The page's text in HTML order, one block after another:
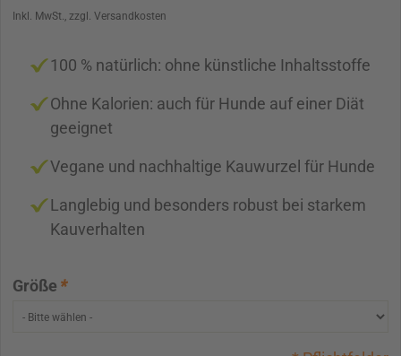
Inkl. MwSt., zzgl. Versandkosten
100 % natürlich: ohne künstliche Inhaltsstoffe
Ohne Kalorien: auch für Hunde auf einer Diät
geeignet
Vegane und nachhaltige Kauwurzel für Hunde
Langlebig und besonders robust bei starkem
Kauverhalten
*
Größe